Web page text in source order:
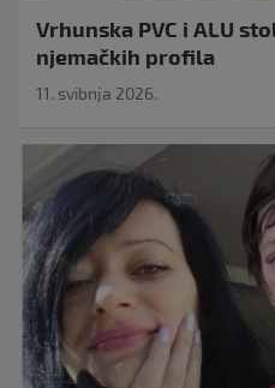
Vrhunska PVC i ALU
njemačkih profila
11. svibnja 2026.